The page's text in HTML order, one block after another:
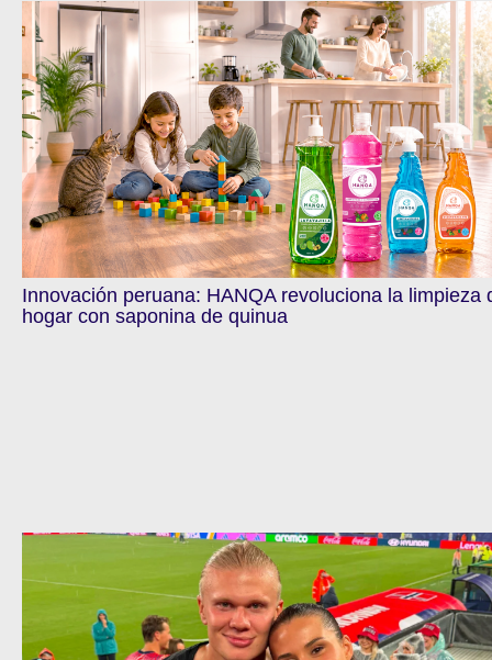
Innovación peruana: HANQA revoluciona la limpieza
hogar con saponina de quinua